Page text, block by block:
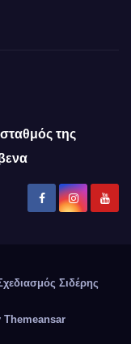
της
Σιδέρης
Themeansar